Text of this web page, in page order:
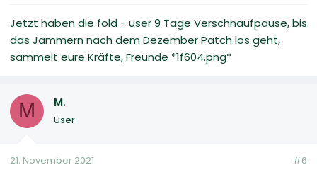
Jetzt haben die fold - user 9 Tage Verschnaufpause, bis
das Jammern nach dem Dezember Patch los geht,
sammelt eure Kräfte, Freunde *1f604.png*
M M.
User
21. November 2021 #6